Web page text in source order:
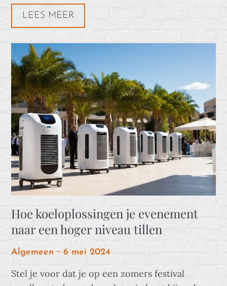
LEES MEER
Hoe koeloplossingen je evenement
naar een hoger niveau tillen
Algemeen
Posted
6 mei 2024
Stel je voor dat je op een zomers festival